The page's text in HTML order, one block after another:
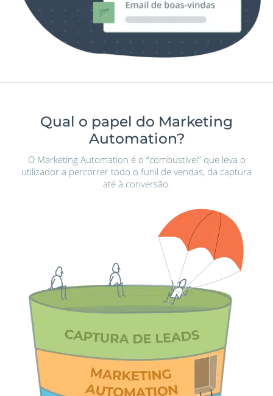
Qual o papel do Marketing
Automation?
O Marketing Automation é o “combustível” que leva o
utilizador a percorrer todo o funil de vendas, da captura
até à conversão.